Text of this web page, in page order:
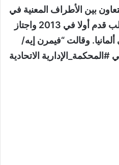
بين الأطراف المعنية في
الدنمارك وألمانيا”. وكان الطلب قدم أولا في 2013 واجتاز
وقالت “فيمرن إيه/
الاتحادية